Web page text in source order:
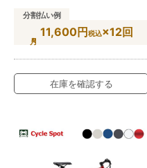
分割払い例
11,600円税込×12回
在庫を確認する